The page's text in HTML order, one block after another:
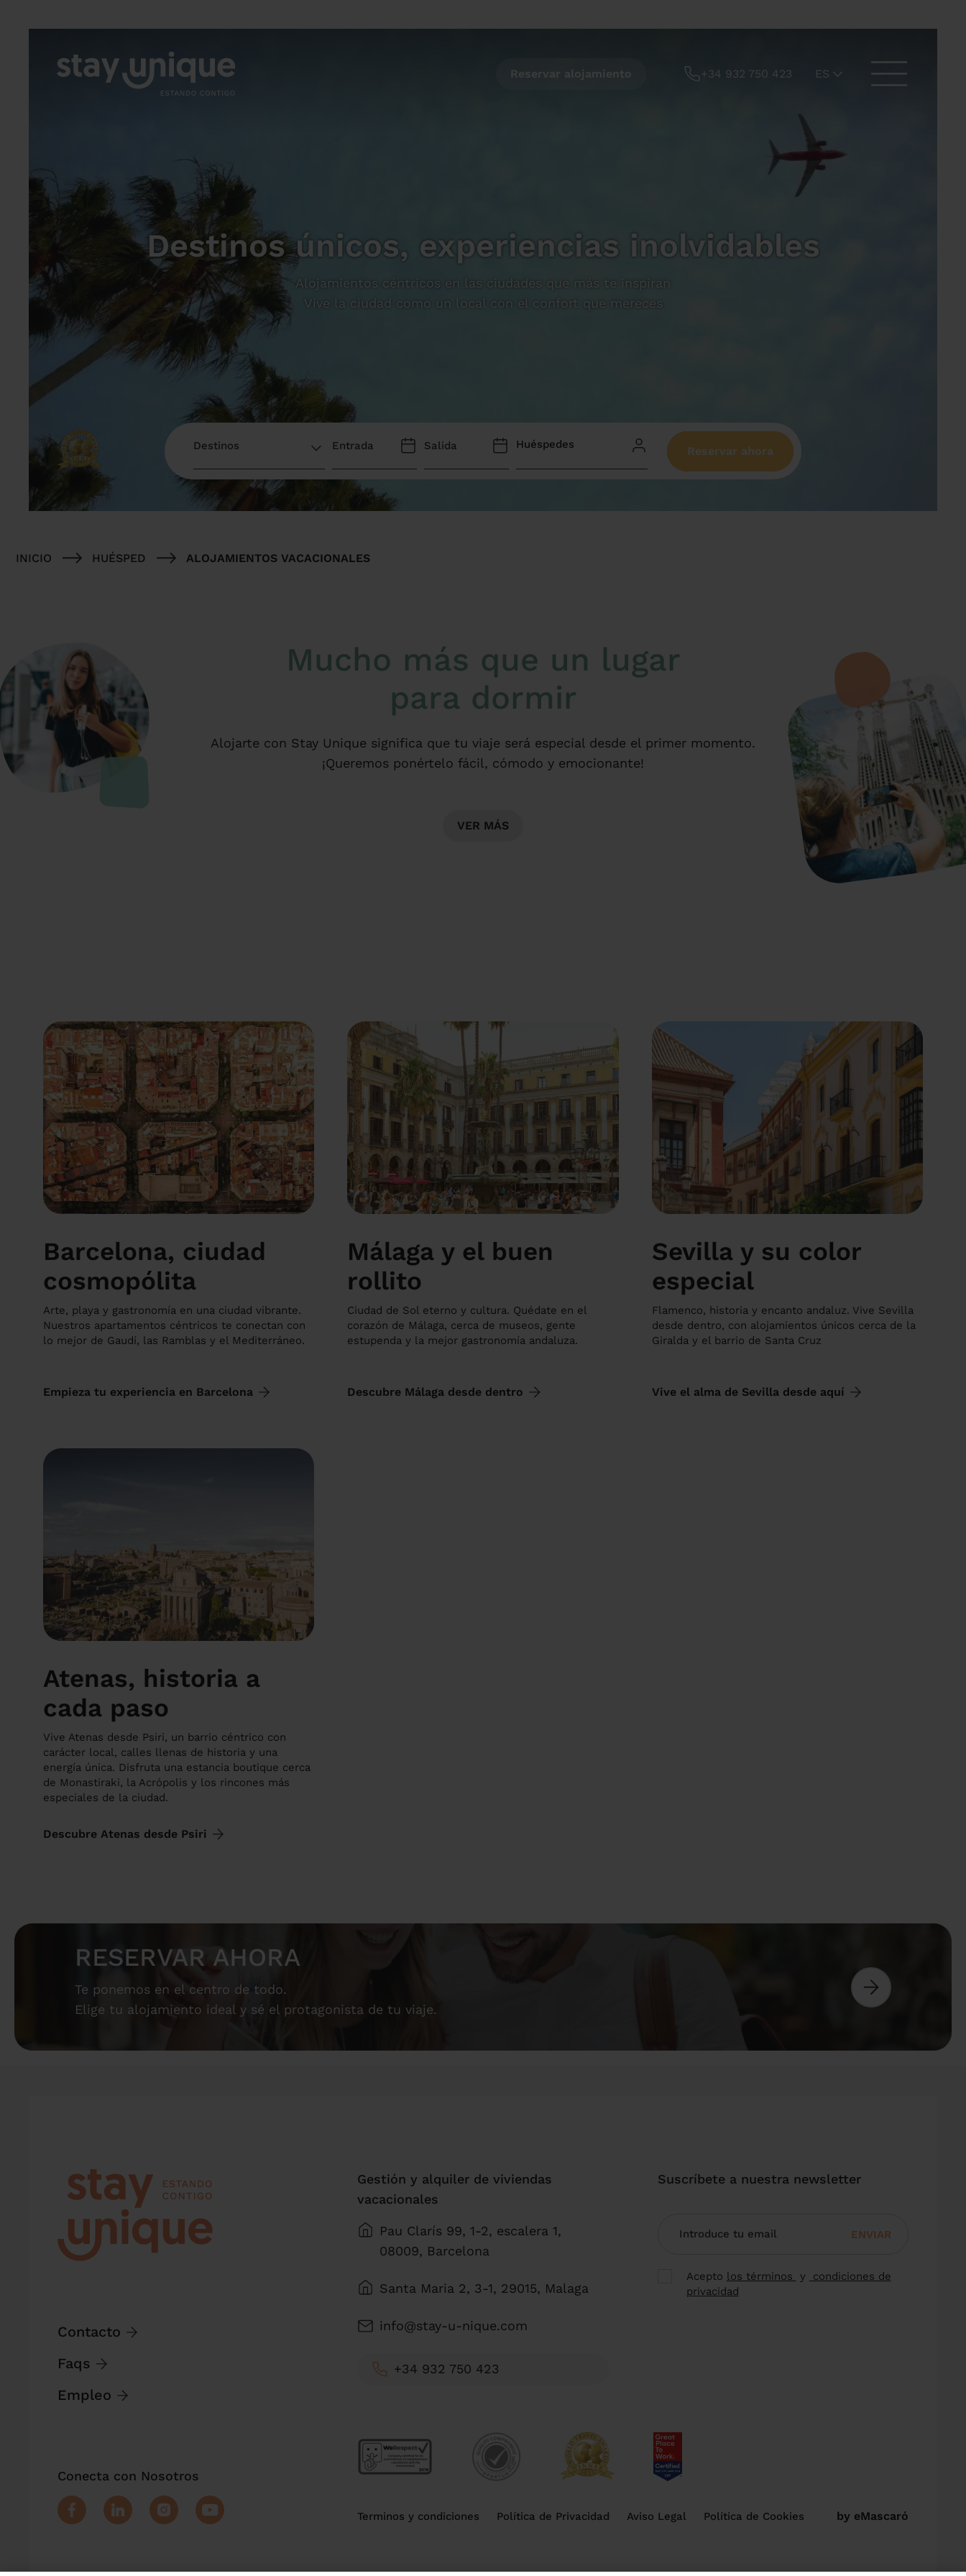
Reservar alojamiento +34 932 750 423 ES
Destinos únicos, experiencias inolvidables
Alojamientos céntricos en las ciudades que más te inspiran
Vive la ciudad como un local con el confort que mereces
Huéspedes Reservar ahora
INICIO HUÉSPED ALOJAMIENTOS VACACIONALES
Mucho más que un lugar
para dormir
Alojarte con Stay Unique significa que tu viaje será especial desde el primer momento.
¡Queremos ponértelo fácil, cómodo y emocionante!
- Ubicaciones céntricas para que disfrutes más y te muevas menos.
VER MÁS
Barcelona, ciudad
cosmopólita
Arte, playa y gastronomía en una ciudad vibrante.
Nuestros apartamentos céntricos te conectan con
lo mejor de Gaudí, las Ramblas y el Mediterráneo.
Empieza tu experiencia en Barcelona
Málaga y el buen
rollito
Ciudad de Sol eterno y cultura. Quédate en el
corazón de Málaga, cerca de museos, gente
estupenda y la mejor gastronomía andaluza.
Descubre Málaga desde dentro
Sevilla y su color
especial
Flamenco, historia y encanto andaluz. Vive Sevilla
desde dentro, con alojamientos únicos cerca de la
Giralda y el barrio de Santa Cruz
Vive el alma de Sevilla desde aquí
Atenas, historia a
cada paso
Vive Atenas desde Psiri, un barrio céntrico con
carácter local, calles llenas de historia y una
energía única. Disfruta una estancia boutique cerca
de Monastiraki, la Acrópolis y los rincones más
especiales de la ciudad.
Descubre Atenas desde Psiri
RESERVAR AHORA
Te ponemos en el centro de todo.
Elige tu alojamiento ideal y sé el protagonista de tu viaje.
Contacto
Faqs
Empleo
Conecta con Nosotros
Gestión y alquiler de viviendas
vacacionales
Pau Clarís 99, 1-2, escalera 1,
08009, Barcelona
Santa Maria 2, 3-1, 29015, Malaga
info@stay-u-nique.com
+34 932 750 423
Terminos y condiciones Política de Privacidad Aviso Legal Política de Cookies
Suscríbete a nuestra newsletter
ENVIAR
Acepto los términos y
condiciones de
privacidad
by eMascaró